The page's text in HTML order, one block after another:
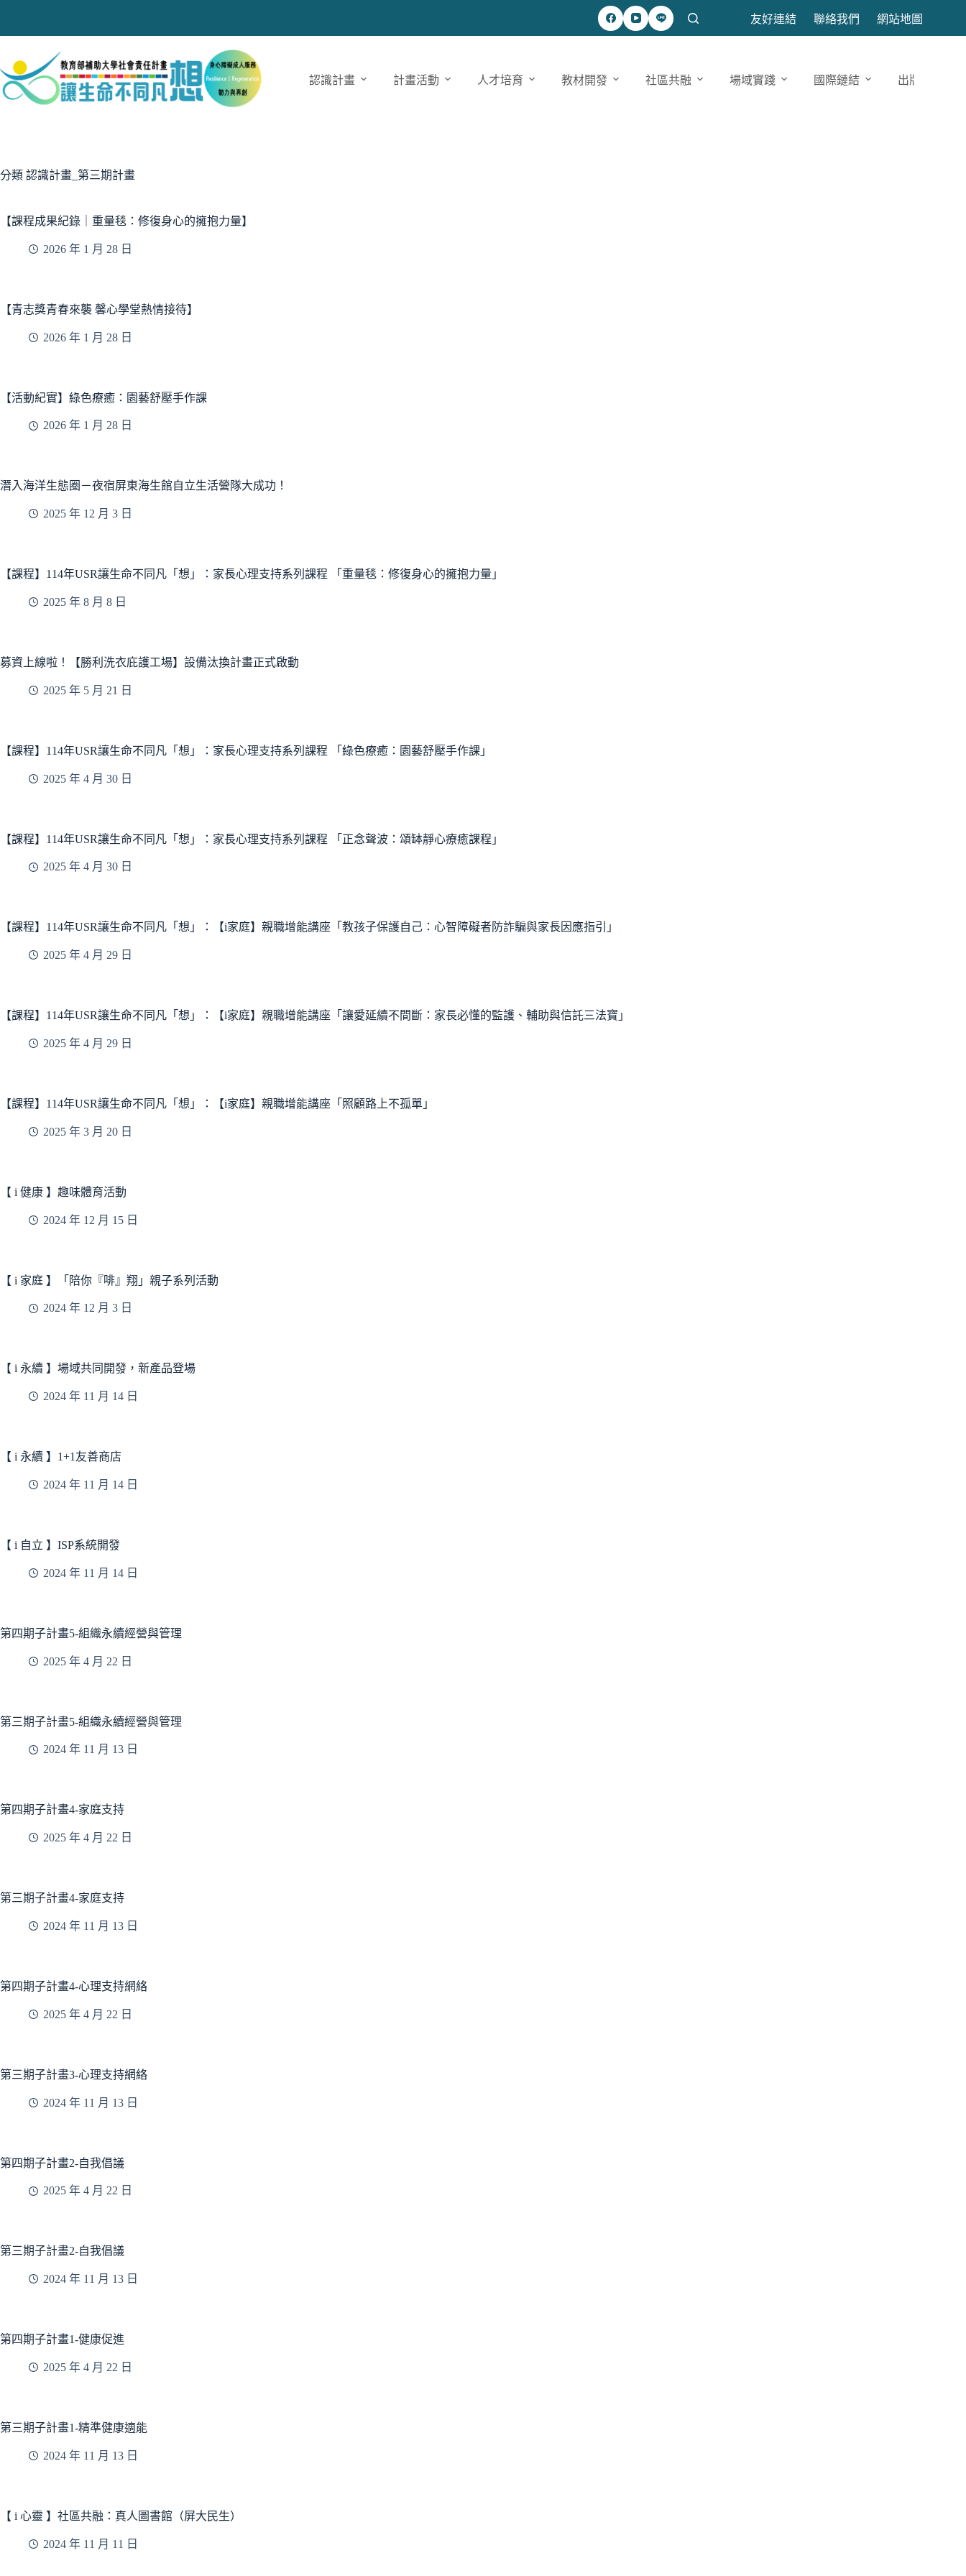
內
容
友好連結 聯絡我們 網站地圖
認識計畫 計畫活動 人才培育 教材開發 社區共融 場域實踐 國際鏈結 出版發表
分類 認識計畫_第三期計畫
【課程成果紀錄｜重量毯：修復身心的擁抱力量】
2026 年 1 月 28 日
【青志獎青春來襲 馨心學堂熱情接待】
2026 年 1 月 28 日
【活動紀實】綠色療癒：園藝舒壓手作課
2026 年 1 月 28 日
潛入海洋生態圈－夜宿屏東海生館自立生活營隊大成功！
2025 年 12 月 3 日
【課程】114年USR讓生命不同凡「想」：家長心理支持系列課程 「重量毯：修復身心的擁抱力量」
2025 年 8 月 8 日
募資上線啦！【勝利洗衣庇護工場】設備汰換計畫正式啟動
2025 年 5 月 21 日
【課程】114年USR讓生命不同凡「想」：家長心理支持系列課程 「綠色療癒：園藝舒壓手作課」
2025 年 4 月 30 日
【課程】114年USR讓生命不同凡「想」：家長心理支持系列課程 「正念聲波：頌缽靜心療癒課程」
2025 年 4 月 30 日
【課程】114年USR讓生命不同凡「想」：【i家庭】親職增能講座「教孩子保護自己：心智障礙者防詐騙與家長因應指引」
2025 年 4 月 29 日
【課程】114年USR讓生命不同凡「想」：【i家庭】親職增能講座「讓愛延續不間斷：家長必懂的監護、輔助與信託三法寶」
2025 年 4 月 29 日
【課程】114年USR讓生命不同凡「想」：【i家庭】親職增能講座「照顧路上不孤單」
2025 年 3 月 20 日
【 i 健康 】趣味體育活動
2024 年 12 月 15 日
【 i 家庭 】「陪你『啡』翔」親子系列活動
2024 年 12 月 3 日
【 i 永續 】場域共同開發，新產品登場
2024 年 11 月 14 日
【 i 永續 】1+1友善商店
2024 年 11 月 14 日
【 i 自立 】ISP系統開發
2024 年 11 月 14 日
第四期子計畫5-組織永續經營與管理
2025 年 4 月 22 日
第三期子計畫5-組織永續經營與管理
2024 年 11 月 13 日
第四期子計畫4-家庭支持
2025 年 4 月 22 日
第三期子計畫4-家庭支持
2024 年 11 月 13 日
第四期子計畫4-心理支持網絡
2025 年 4 月 22 日
第三期子計畫3-心理支持網絡
2024 年 11 月 13 日
第四期子計畫2-自我倡議
2025 年 4 月 22 日
第三期子計畫2-自我倡議
2024 年 11 月 13 日
第四期子計畫1-健康促進
2025 年 4 月 22 日
第三期子計畫1-精準健康適能
2024 年 11 月 13 日
【 i 心靈 】社區共融：真人圖書館（屏大民生）
2024 年 11 月 11 日